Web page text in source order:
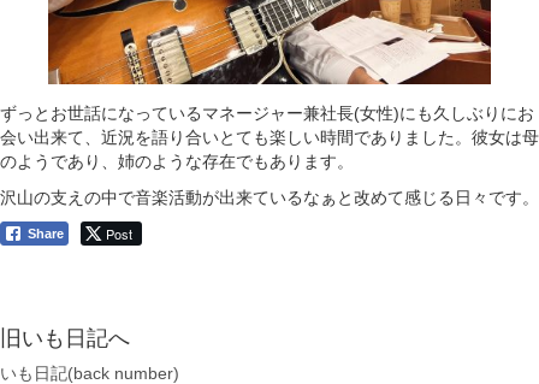
ずっとお世話になっているマネージャー兼社長(女性)にも久しぶりにお
会い出来て、近況を語り合いとても楽しい時間でありました。彼女は母
のようであり、姉のような存在でもあります。
沢山の支えの中で音楽活動が出来ているなぁと改めて感じる日々です。
Share Post
旧いも日記へ
いも日記(back number)